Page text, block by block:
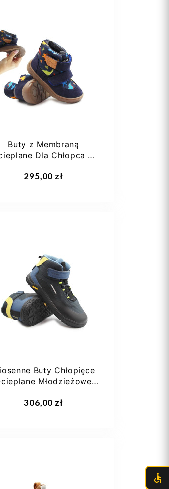
Buty z Membraną
Dla Chłopca w
Ameko...
295,00 zł
23 24
26
+4
Buty Chłopięce
Młodzieżowe
306,00 zł